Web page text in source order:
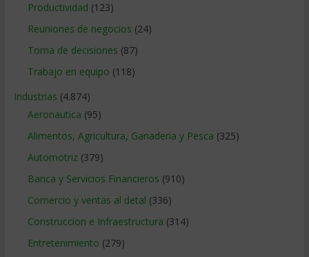
Productividad (123)
Reuniones de negocios (24)
Toma de decisiones (87)
Trabajo en equipo (118)
Industrias (4.874)
Aeronautica (95)
Alimentos, Agricultura, Ganaderia y Pesca (325)
Automotriz(379)
Banca y Servicios Financieros (910)
Comercio y ventas al detal (336)
Construccion e Infraestructura (314)
Entretenimiento (279)